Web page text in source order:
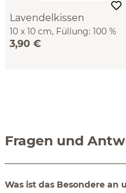
Lavendelkissen
10 x 10 cm, Füllung: 100 %
Lavendel, Lavendel kbA
3,90 €
Fragen und
Was ist das Besondere an